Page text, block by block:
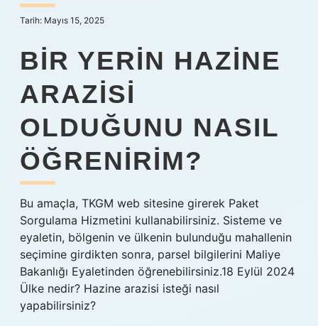
Hakkımızda
Tarih: Mayıs 15, 2025
BIR YERIN HAZINE
ARAZISI
OLDUĞUNU NASIL
ÖĞRENIRIM?
Bu amaçla, TKGM web sitesine girerek Paket
Sorgulama Hizmetini kullanabilirsiniz. Sisteme ve
eyaletin, bölgenin ve ülkenin bulunduğu mahallenin
seçimine girdikten sonra, parsel bilgilerini Maliye
Bakanlığı Eyaletinden öğrenebilirsiniz.18 Eylül 2024
Ülke nedir? Hazine arazisi isteği nasıl
yapabilirsiniz?